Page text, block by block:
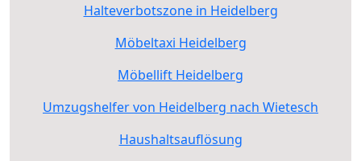
Halteverbotszone in Heidelberg
Möbeltaxi Heidelberg
Möbellift Heidelberg
Umzugshelfer von Heidelberg nach Wietesch
Haushaltsauflösung